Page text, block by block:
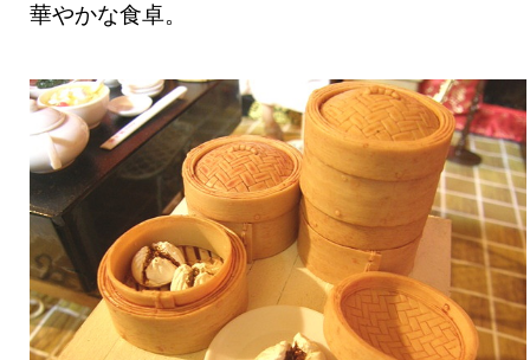
華やかな食卓。